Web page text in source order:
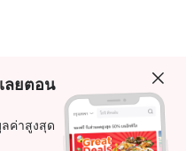
ลยตอน
ค่าสูงสุด